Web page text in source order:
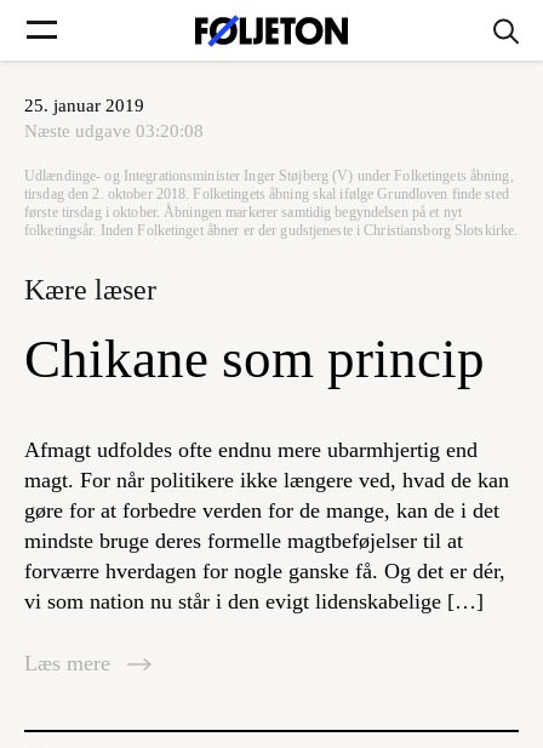
Forsider
Føljetoner
Søg
Log ind
25. januar 2019
Næste udgave 03:20:08
Udlændinge- og Integrationsminister Inger Støjberg (V) under Folketingets åbning,
tirsdag den 2. oktober 2018. Folketingets åbning skal ifølge Grundloven finde sted
første tirsdag i oktober. Åbningen markerer samtidig begyndelsen på et nyt
folketingsår. Inden Folketinget åbner er der gudstjeneste i Christiansborg Slotskirke.
Kære læser
Chikane som princip
Afmagt udfoldes ofte endnu mere ubarmhjertig end
magt. For når politikere ikke længere ved, hvad de kan
gøre for at forbedre verden for de mange, kan de i det
mindste bruge deres formelle magtbeføjelser til at
forværre hverdagen for nogle ganske få. Og det er dér,
vi som nation nu står i den evigt lidenskabelige […]
Læs mere